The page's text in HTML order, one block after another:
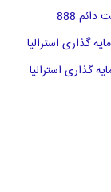
گذاری استرالیا
گذاری استرالیا